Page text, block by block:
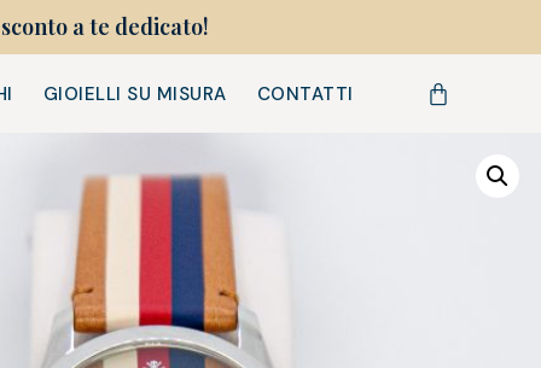
a te dedicato!
GIOIELLI SU MISURA CONTATTI